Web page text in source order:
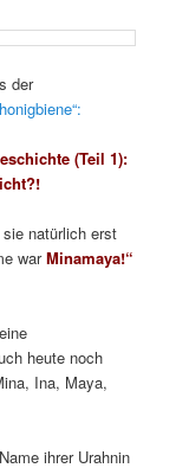
der
(Teil 1):
natürlich erst
warMinamaya!“
heute noch
Ina, Maya,
ihrer Urahnin